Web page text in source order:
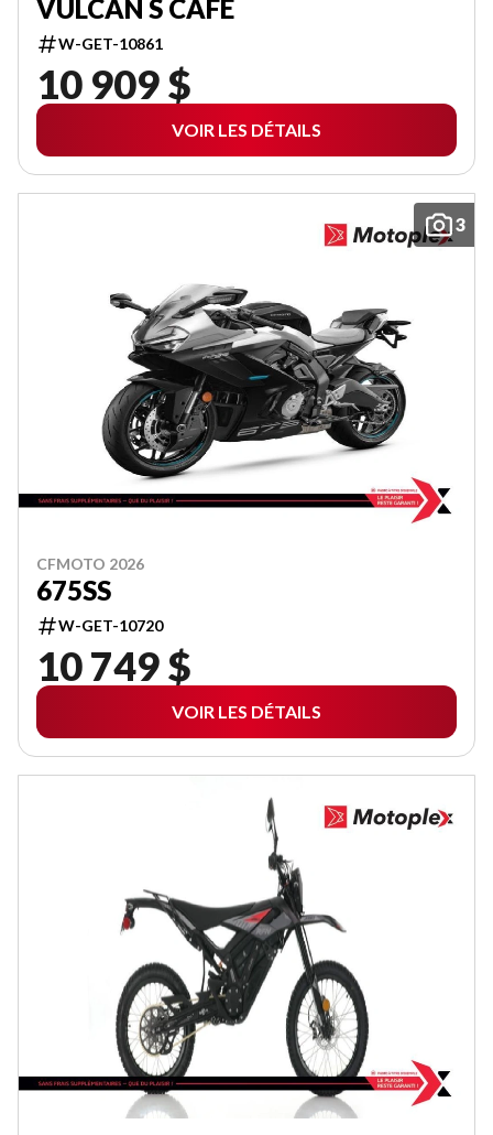
VULCAN S CAFE
W-GET-10861
10 909 $
VOIR LES DÉTAILS
3
CFMOTO 2026
675SS
W-GET-10720
10 749 $
VOIR LES DÉTAILS